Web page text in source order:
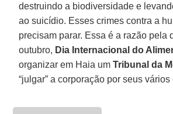
destruindo a biodiversidade e
ao suicídio. Esses crimes contra a
precisam parar. Essa é a razão pela
outubro, Dia Internacional do
organizar em Haia umTribunal da
“julgar” a corporação por seus vários